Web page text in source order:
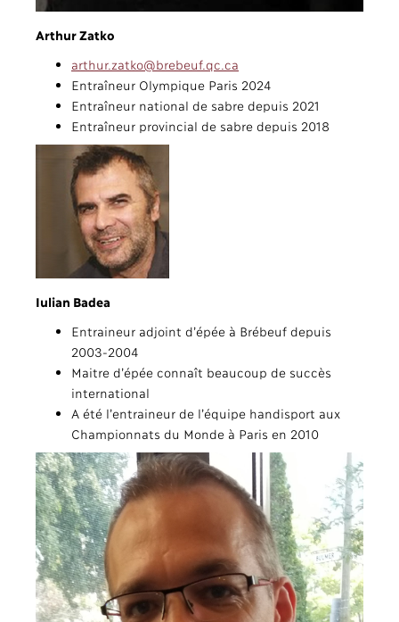
Arthur Zatko
arthur.zatko@brebeuf.qc.ca
Entraîneur Olympique Paris 2024
Entraîneur national de sabre depuis 2021
Entraîneur provincial de sabre depuis 2018
Iulian Badea
Entraineur adjoint d’épée à Brébeuf depuis
2003-2004
Maitre d’épée connaît beaucoup de succès
international
A été l’entraineur de l’équipe handisport aux
Championnats du Monde à Paris en 2010